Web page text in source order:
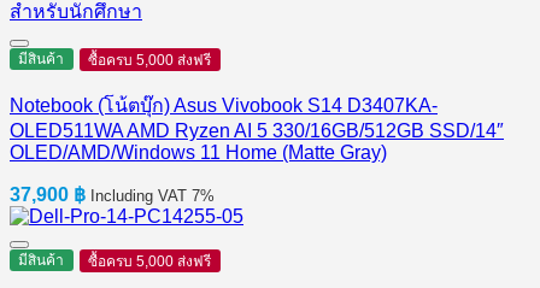
มีสินค้า ซื้อครบ 5,000 ส่งฟรี
Notebook (โน้ตบุ๊ก) Asus Vivobook S14 D3407KA-
OLED511WA AMD Ryzen AI 5 330/16GB/512GB SSD/14″
OLED/AMD/Windows 11 Home (Matte Gray)
37,900 ฿ Including VAT 7%
มีสินค้า ซื้อครบ 5,000 ส่งฟรี